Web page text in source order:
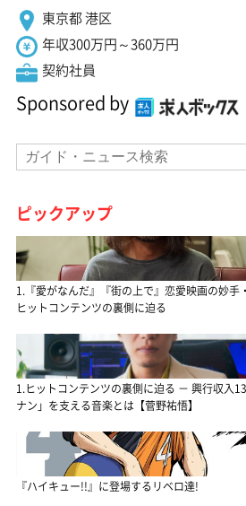
東京都 港区
年収300万円～360万円
契約社員
Sponsored by
ピックアップ
1.『愛がなんだ』『街の上で』恋愛映画の妙手
ヒットコンテンツの裏側に迫る
1.ヒットコンテンツの裏側に迫る － 興行収入
ナン」を支える音楽とは【菅野祐悟】
『ハイキュー!!』に登場するリベロ達!